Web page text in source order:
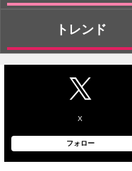
トレンド
X
フォロー